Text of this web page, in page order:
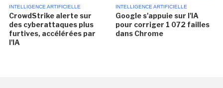
INTELLIGENCE ARTIFICIELLE
CrowdStrike alerte sur
des cyberattaques plus
furtives, accélérées par
l'IA
INTELLIGENCE ARTIFICIELLE
Google s'appuie sur l'IA
pour corriger 1 072 failles
dans Chrome